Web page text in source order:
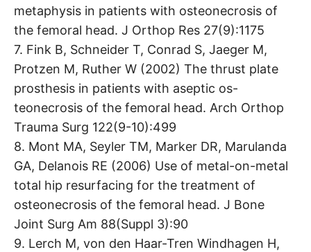
metaphysis in patients with osteonecrosis of
the femoral head. J Orthop Res 27(9):1175
7. Fink B, Schneider T, Conrad S, Jaeger M,
Protzen M, Ruther W (2002) The thrust plate
prosthesis in patients with aseptic os-
teonecrosis of the femoral head. Arch Orthop
Trauma Surg 122(9-10):499
8. Mont MA, Seyler TM, Marker DR, Marulanda
GA, Delanois RE (2006) Use of metal-on-metal
total hip resurfacing for the treatment of
osteonecrosis of the femoral head. J Bone
Joint Surg Am 88(Suppl 3):90
9. Lerch M, von den Haar-Tren Windhagen H,